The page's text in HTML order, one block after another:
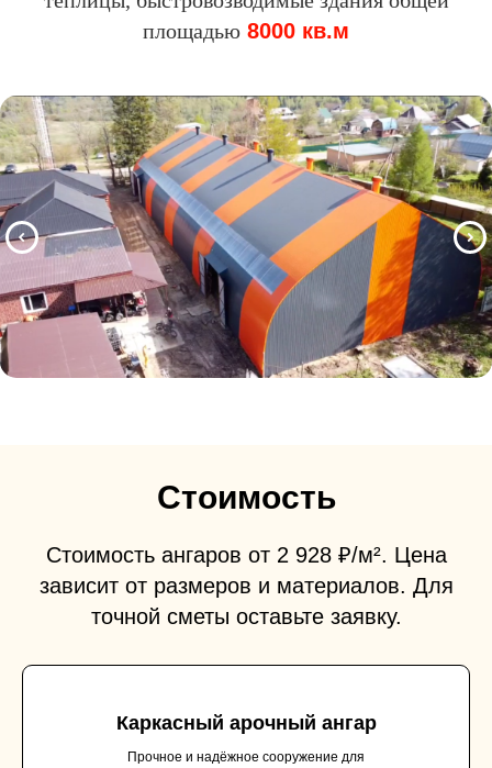
площадью 8000 кв.м
Стоимость
Стоимость ангаров от 2 928 ₽/м². Цена
зависит от размеров и материалов. Для
точной сметы оставьте заявку.
Каркасный арочный ангар
Прочное и надёжное сооружение для